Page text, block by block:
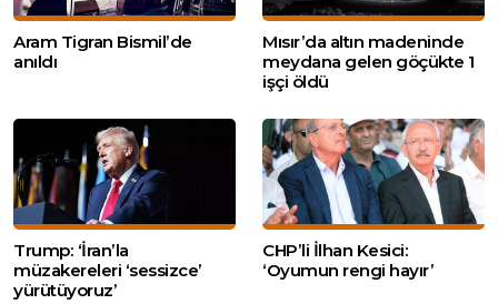
Aram Tigran Bismil’de
anıldı
Mısır’da altın madeninde
meydana gelen göçükte 1
işçi öldü
Trump: ‘İran’la
müzakereleri ‘sessizce’
yürütüyoruz’
CHP’li İlhan Kesici:
‘Oyumun rengi hayır’